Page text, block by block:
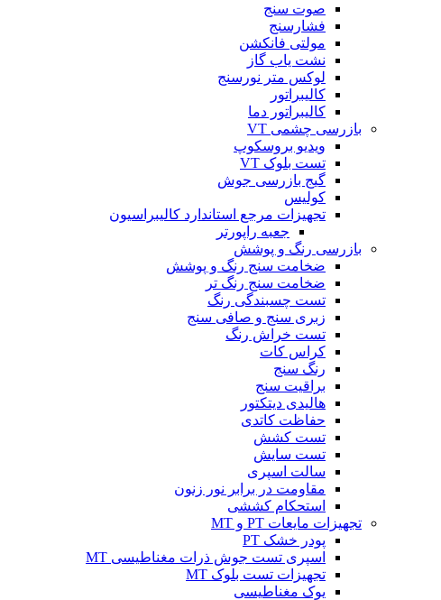
صوت سنج
فشارسنج
مولتی فانکشن
نشت یاب گاز
لوکس متر نورسنج
کالیبراتور
کالیبراتور دما
بازرسی چشمی VT
ویدیو بروسکوپ
تست بلوک VT
گیج بازرسی جوش
کولیس
تجهیزات مرجع استاندارد کالیبراسیون
جعبه راپورتر
بازرسی رنگ و پوشش
ضخامت سنج رنگ و پوشش
ضخامت سنج رنگ تر
تست چسبندگی رنگ
زبری سنج و صافی سنج
تست خراش رنگ
کراس کات
رنگ سنج
براقیت سنج
هالیدی دیتکتور
حفاظت کاتدی
تست کشش
تست سایش
سالت اسپری
مقاومت در برابر نور زنون
استحکام کششی
تجهیزات مایعات PT و MT
پودر خشک PT
اسپری تست جوش ذرات مغناطیسی MT
تجهیزات تست بلوک MT
یوک مغناطیسی